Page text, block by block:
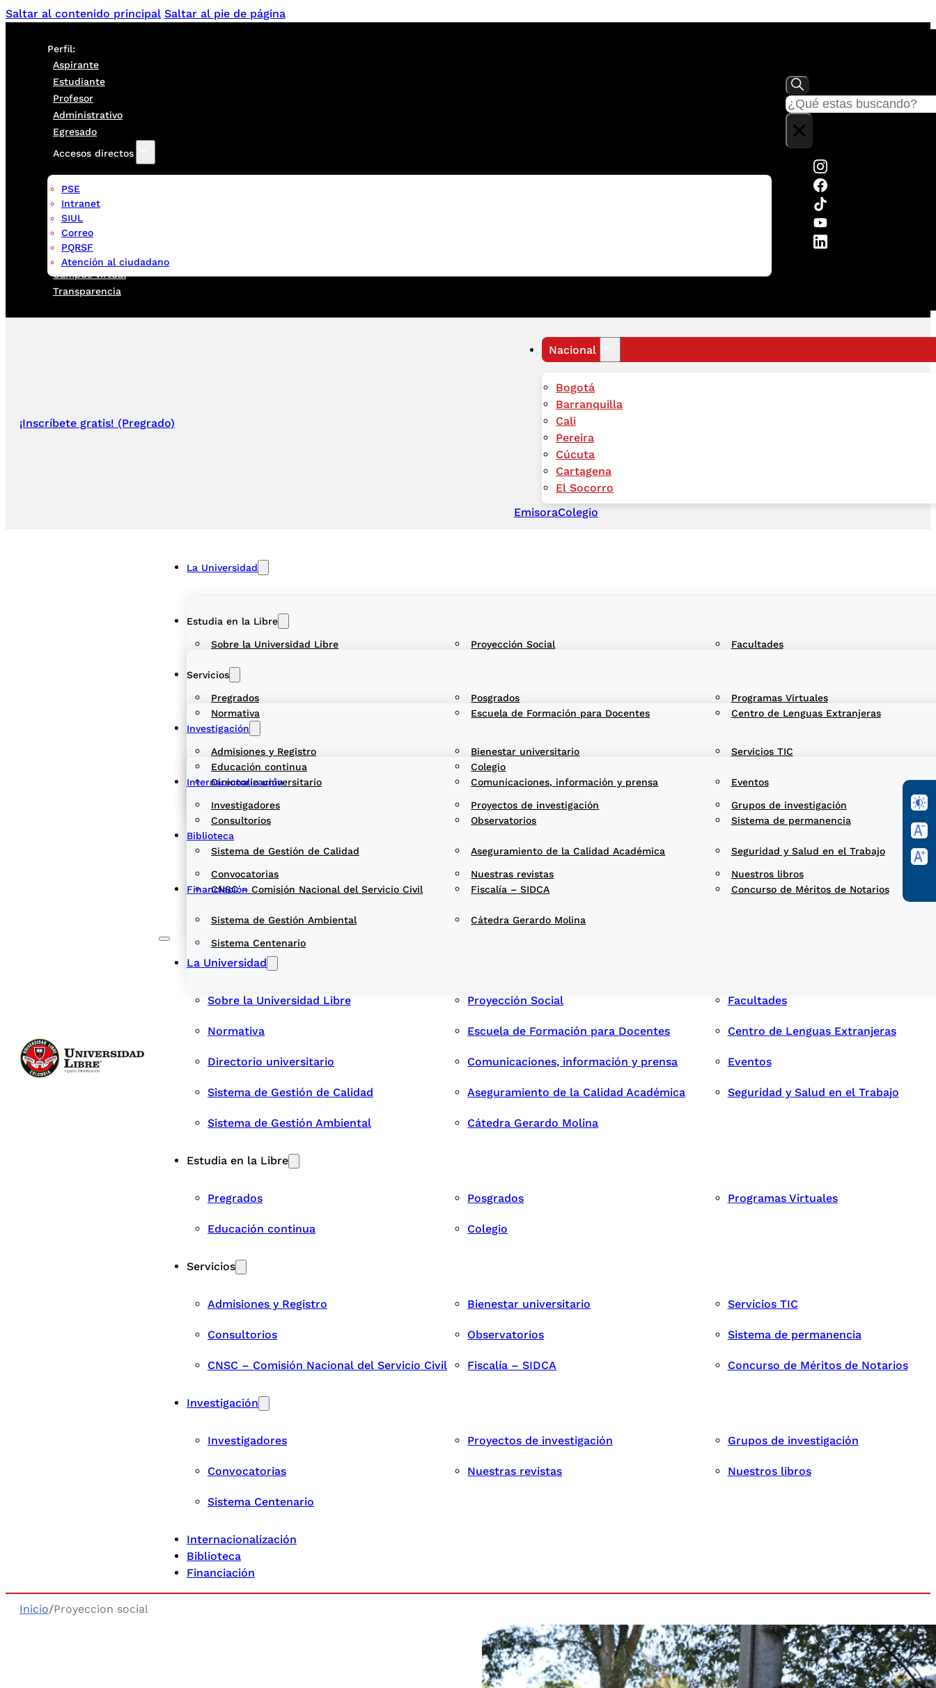
Saltar al contenido principal Saltar al pie de página
Perfil:
Aspirante
Estudiante
Profesor
Administrativo
Egresado
Accesos directos
PSE
Intranet
SIUL
Correo
PQRSF
Atención al ciudadano
Campus virtual
Transparencia
Buscar
×
¡Inscríbete gratis! (Pregrado)
Nacional
Bogotá
Barranquilla
Cali
Pereira
Cúcuta
Cartagena
El Socorro
EmisoraColegio
La Universidad
Sobre la Universidad Libre Proyección Social Facultades
Normativa Escuela de Formación para Docentes Centro de Lenguas Extranjeras
Directorio universitario Comunicaciones, información y prensa Eventos
Sistema de Gestión de Calidad Aseguramiento de la Calidad Académica Seguridad y Salud en el Trabajo
Sistema de Gestión Ambiental Cátedra Gerardo Molina
Estudia en la Libre
Pregrados Posgrados Programas Virtuales
Educación continua Colegio
Servicios
Admisiones y Registro Bienestar universitario Servicios TIC
Consultorios Observatorios Sistema de permanencia
CNSC – Comisión Nacional del Servicio Civil Fiscalía – SIDCA Concurso de Méritos de Notarios
Investigación
Investigadores Proyectos de investigación Grupos de investigación
Convocatorias Nuestras revistas Nuestros libros
Sistema Centenario
Internacionalización
Biblioteca
Financiación
La Universidad
Sobre la Universidad Libre Proyección Social Facultades
Normativa Escuela de Formación para Docentes Centro de Lenguas Extranjeras
Directorio universitario Comunicaciones, información y prensa Eventos
Sistema de Gestión de Calidad Aseguramiento de la Calidad Académica Seguridad y Salud en el Trabajo
Sistema de Gestión Ambiental Cátedra Gerardo Molina
Estudia en la Libre
Pregrados Posgrados Programas Virtuales
Educación continua Colegio
Servicios
Admisiones y Registro Bienestar universitario Servicios TIC
Consultorios Observatorios Sistema de permanencia
CNSC – Comisión Nacional del Servicio Civil Fiscalía – SIDCA Concurso de Méritos de Notarios
Investigación
Investigadores Proyectos de investigación Grupos de investigación
Convocatorias Nuestras revistas Nuestros libros
Sistema Centenario
Internacionalización
Biblioteca
Financiación
Inicio/Proyeccion social